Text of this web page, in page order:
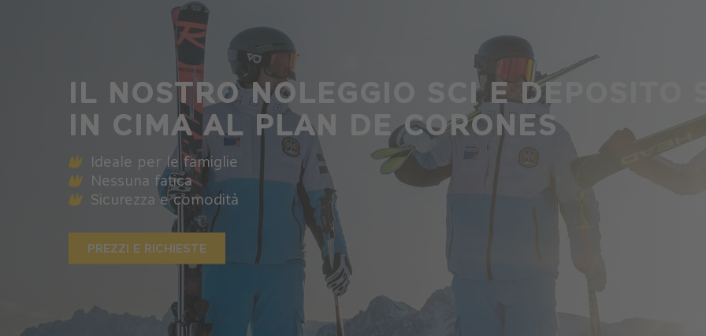
IL NOSTRO NOLEGGIO SCI E DEPOSITO
IN CIMA AL PLAN DE CORONES
Ideale per le famiglie
Nessuna fatica
Sicurezza e comodità
PREZZI E RICHIESTE